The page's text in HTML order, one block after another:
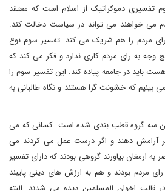
تفسیری دموکراتیک از اسلام است که معتقد
می خواهند می تواند در سیاست دخالت کند.
رای مردم را هم شریک می کند. تفسیر سوم نوع
وجه به رای مردم کاری ندارد و فکر می کند که
باید در جامعه پیاده کند. این تفسیر سوم را
بینیم که خشونت گرا هستند و نگاه طالبانی به
سه گروه قطب بندی شده است. کسانی که می
آرامش دهند و اگر درست عمل می کردند می
به ارمغان بیاورند گروهی بودند که دارای تفسیر
مردم بودند و هم به ارزش های دینی پایبند
قالب اخوان المسلمین دیده می شدند. البته